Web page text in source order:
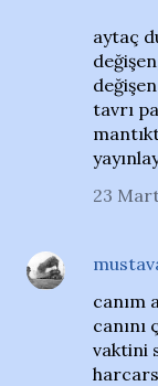
aytaç
tavrı
23
canım
canını
vaktini